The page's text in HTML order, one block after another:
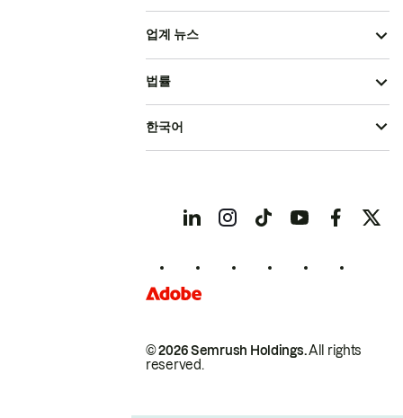
업계 뉴스
© 2026 Semrush Holdings.All rights
reserved.
법률
한국어